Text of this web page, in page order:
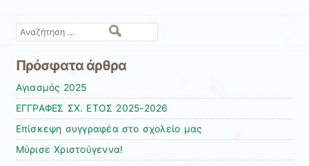
Αναζήτηση
Πρόσφατα άρθρα
Αγιασμός 2025
ΕΓΓΡΑΦΕΣ ΣΧ. ΕΤΟΣ 2025-2026
Επίσκεψη συγγραφέα στο σχολείο μας
Μύρισε Χριστούγεννα!